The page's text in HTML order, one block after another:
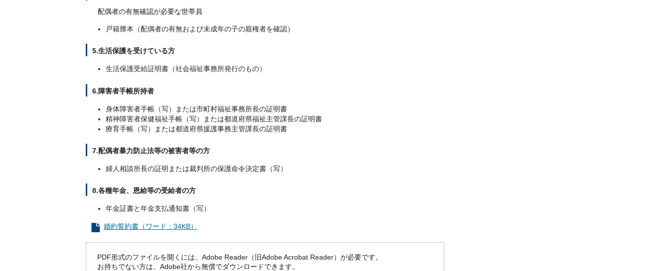
配偶者の有無確認が必要な世帯員
戸籍謄本（配偶者の有無および未成年の子の親権者を確認）
5.生活保護を受けている方
生活保護受給証明書（社会福祉事務所発行のもの）
6.障害者手帳所持者
身体障害者手帳（写）または市町村福祉事務所長の証明書
精神障害者保健福祉手帳（写）または都道府県福祉主管課長の証明書
療育手帳（写）または都道府県援護事務主管課長の証明書
7.配偶者暴力防止法等の被害者等の方
婦人相談所長の証明または裁判所の保護命令決定書（写）
8.各種年金、恩給等の受給者の方
年金証書と年金支払通知書（写）
婚約誓約書（ワード：34KB）
PDF形式のファイルを開くには、Adobe Reader（旧Adobe Acrobat Reader）が必要です。
お持ちでない方は、Adobe社から無償でダウンロードできます。